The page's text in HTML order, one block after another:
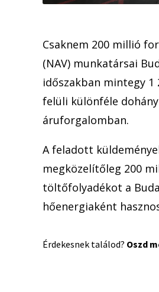
Csaknem 200 millió
(NAV) munkatársai
időszakban mintegy
felüli különféle
áruforgalomban.
A feladott
megközelítőleg 200
töltőfolyadékot a
hőenergiaként
Érdekesnek találod? Oszd